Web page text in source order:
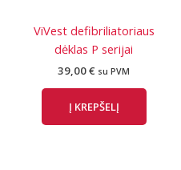
ViVest defibriliatoriaus
dėklas P serijai
39,00€ su PVM
Į KREPŠELĮ